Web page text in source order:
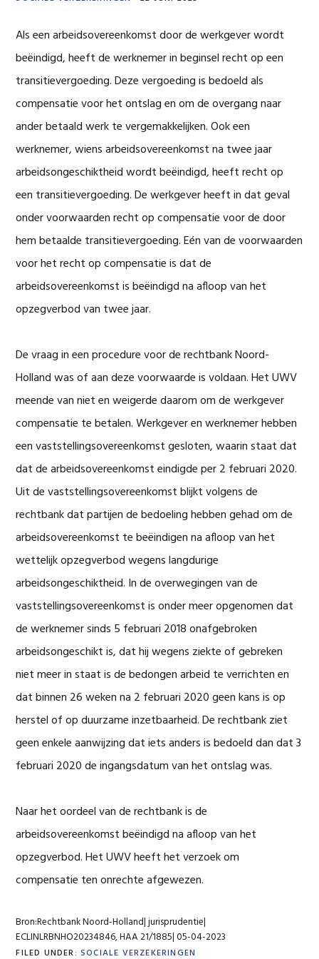
Als een arbeidsovereenkomst door de werkgever wordt
beëindigd, heeft de werknemer in beginsel recht op een
transitievergoeding. Deze vergoeding is bedoeld als
compensatie voor het ontslag en om de overgang naar
ander betaald werk te vergemakkelijken. Ook een
werknemer, wiens arbeidsovereenkomst na twee jaar
arbeidsongeschiktheid wordt beëindigd, heeft recht op
een transitievergoeding. De werkgever heeft in dat geval
onder voorwaarden recht op compensatie voor de door
hem betaalde transitievergoeding. Eén van de voorwaarden
voor het recht op compensatie is dat de
arbeidsovereenkomst is beëindigd na afloop van het
opzegverbod van twee jaar.
De vraag in een procedure voor de rechtbank Noord-
Holland was of aan deze voorwaarde is voldaan. Het UWV
meende van niet en weigerde daarom om de werkgever
compensatie te betalen. Werkgever en werknemer hebben
een vaststellingsovereenkomst gesloten, waarin staat dat
dat de arbeidsovereenkomst eindigde per 2 februari 2020.
Uit de vaststellingsovereenkomst blijkt volgens de
rechtbank dat partijen de bedoeling hebben gehad om de
arbeidsovereenkomst te beëindigen na afloop van het
wettelijk opzegverbod wegens langdurige
arbeidsongeschiktheid. In de overwegingen van de
vaststellingsovereenkomst is onder meer opgenomen dat
de werknemer sinds 5 februari 2018 onafgebroken
arbeidsongeschikt is, dat hij wegens ziekte of gebreken
niet meer in staat is de bedongen arbeid te verrichten en
dat binnen 26 weken na 2 februari 2020 geen kans is op
herstel of op duurzame inzetbaarheid. De rechtbank ziet
geen enkele aanwijzing dat iets anders is bedoeld dan dat 3
februari 2020 de ingangsdatum van het ontslag was.
Naar het oordeel van de rechtbank is de
arbeidsovereenkomst beëindigd na afloop van het
opzegverbod. Het UWV heeft het verzoek om
compensatie ten onrechte afgewezen.
Bron:Rechtbank Noord-Holland| jurisprudentie|
ECLINLRBNHO20234846, HAA 21/1885| 05-04-2023
FILED UNDER: SOCIALE VERZEKERINGEN